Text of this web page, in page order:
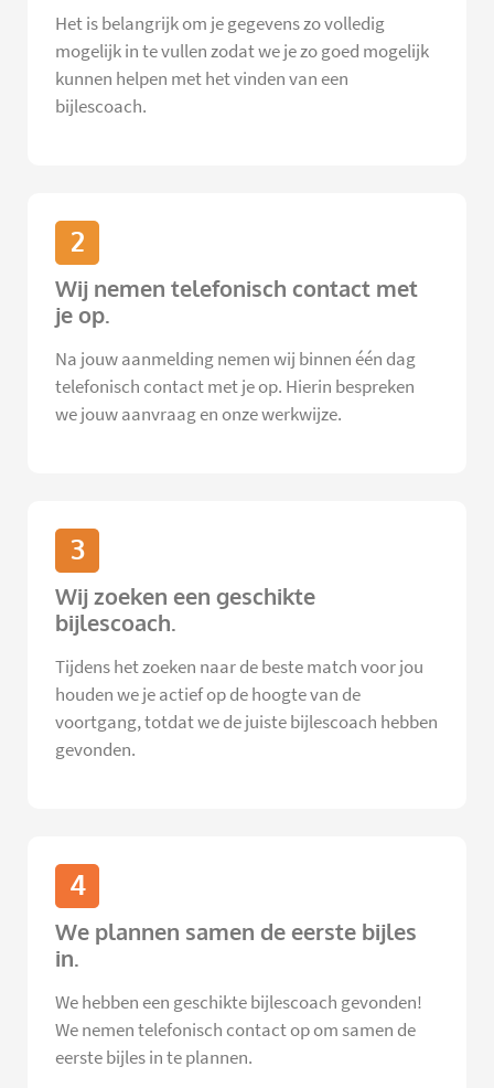
Het is belangrijk om je gegevens zo volledig
mogelijk in te vullen zodat we je zo goed mogelijk
kunnen helpen met het vinden van een
bijlescoach.
2
Wij nemen telefonisch contact met
je op.
Na jouw aanmelding nemen wij binnen één dag
telefonisch contact met je op. Hierin bespreken
we jouw aanvraag en onze werkwijze.
3
Wij zoeken een geschikte
bijlescoach.
Tijdens het zoeken naar de beste match voor jou
houden we je actief op de hoogte van de
voortgang, totdat we de juiste bijlescoach hebben
gevonden.
4
We plannen samen de eerste bijles
in.
We hebben een geschikte bijlescoach gevonden!
We nemen telefonisch contact op om samen de
eerste bijles in te plannen.